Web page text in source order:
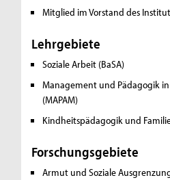
Mitglied im Vorstand des
Lehrgebiete
Soziale Arbeit (BaSA)
Management und Pädagogik
(MAPAM)
Kindheitspädagogik und
Forschungsgebiete
Armut und Soziale